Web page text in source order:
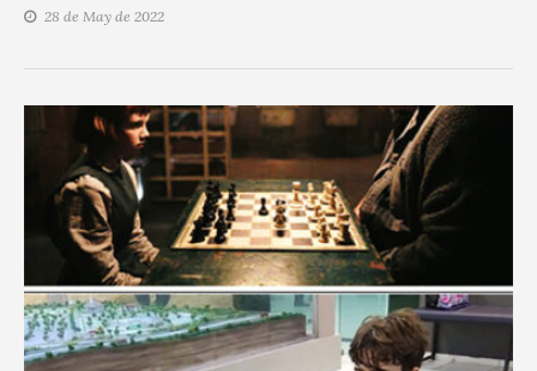
28 de May de 2022